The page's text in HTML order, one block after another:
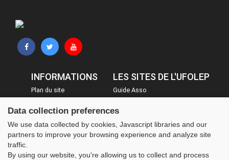
INFORMATIONS
Plan du site
Mentions légales
Administration
LES SITES DE L'UFOLEP
Guide Asso
Inscriptions évènements
Data collection preferences
We use data collected by cookies, Javascript libraries and our
partners to improve your browsing experience and analyze site
traffic.
By using our website, you're allowing us to collect and process